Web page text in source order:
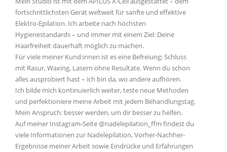
fortschrittlichsten Gerät weltweit für sanfte und effektive
Elektro-Epilation. Ich arbeite nach höchsten
Hygienestandards – und immer mit einem Ziel: Deine
Haarfreiheit dauerhaft möglich zu machen.
Für viele meiner Kund:innen ist es eine Befreiung: Schluss
mit Rasur, Waxing, Lasern ohne Resultate. Wenn du schon
alles ausprobiert hast – ich bin da, wo andere aufhören.
Ich bilde mich kontinuierlich weiter, teste neue Methoden
und perfektioniere meine Arbeit mit jedem Behandlungstag.
Mein Anspruch: besser werden, um dir besser zu helfen.
Auf meiner Instagram-Seite @nadelepilation_ffm findest du
viele Informationen zur Nadelepilation, Vorher-Nachher-
Ergebnisse meiner Arbeit sowie Eindrücke und Erfahrungen